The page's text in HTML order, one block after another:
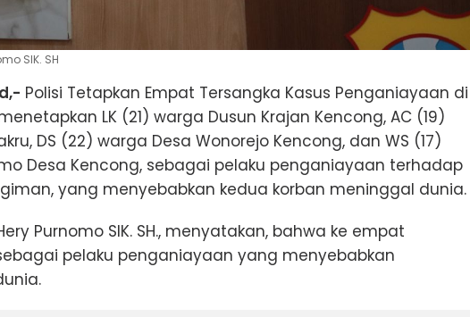
SIK. SH
Polisi Tetapkan Empat Tersangka Kasus Penganiayaan di
LK (21) warga Dusun Krajan Kencong, AC (19)
DS (22) warga Desa Wonorejo Kencong, dan WS (17)
Desa Kencong, sebagai pelaku penganiayaan terhadap
yang menyebabkan kedua korban meninggal dunia.
Purnomo SIK. SH., menyatakan, bahwa ke empat
pelaku penganiayaan yang menyebabkan